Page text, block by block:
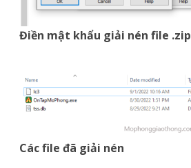
Điền mật khẩu giải nén file .zip
Các file đã giải nén